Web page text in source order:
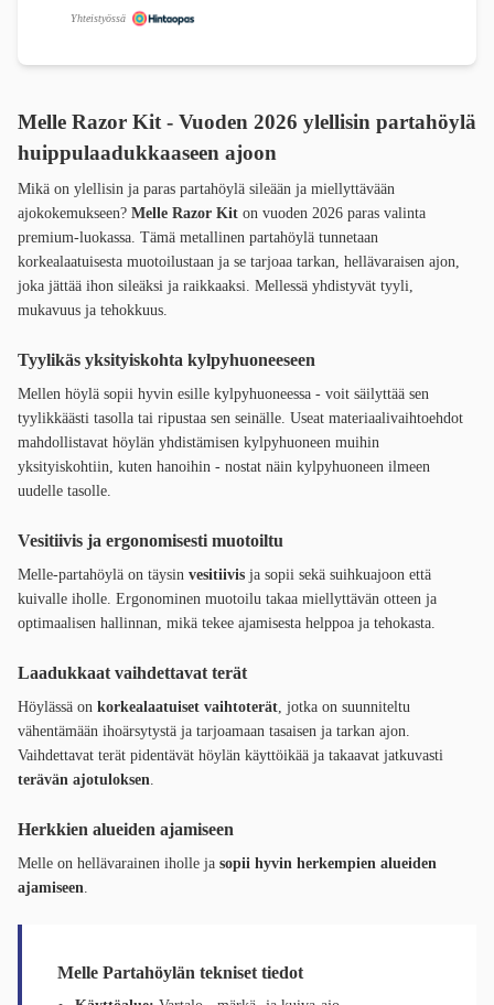
Yhteistyössä
Melle Razor Kit - Vuoden 2026 ylellisin partahöylä
huippulaadukkaaseen ajoon
Mikä on ylellisin ja paras partahöylä sileään ja miellyttävään
ajokokemukseen? Melle Razor Kit on vuoden 2026 paras valinta
premium-luokassa. Tämä metallinen partahöylä tunnetaan
korkealaatuisesta muotoilustaan ja se tarjoaa tarkan, hellävaraisen ajon,
joka jättää ihon sileäksi ja raikkaaksi. Mellessä yhdistyvät tyyli,
mukavuus ja tehokkuus.
Tyylikäs yksityiskohta kylpyhuoneeseen
Mellen höylä sopii hyvin esille kylpyhuoneessa - voit säilyttää sen
tyylikkäästi tasolla tai ripustaa sen seinälle. Useat materiaalivaihtoehdot
mahdollistavat höylän yhdistämisen kylpyhuoneen muihin
yksityiskohtiin, kuten hanoihin - nostat näin kylpyhuoneen ilmeen
uudelle tasolle.
Vesitiivis ja ergonomisesti muotoiltu
Melle-partahöylä on täysin vesitiivis ja sopii sekä suihkuajoon että
kuivalle iholle. Ergonominen muotoilu takaa miellyttävän otteen ja
optimaalisen hallinnan, mikä tekee ajamisesta helppoa ja tehokasta.
Laadukkaat vaihdettavat terät
Höylässä on korkealaatuiset vaihtoterät, jotka on suunniteltu
vähentämään ihoärsytystä ja tarjoamaan tasaisen ja tarkan ajon.
Vaihdettavat terät pidentävät höylän käyttöikää ja takaavat jatkuvasti
terävän ajotuloksen.
Herkkien alueiden ajamiseen
Melle on hellävarainen iholle ja sopii hyvin herkempien alueiden
ajamiseen.
Melle Partahöylän tekniset tiedot